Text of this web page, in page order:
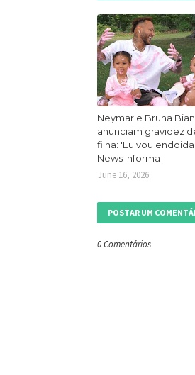
Neymar e Bruna
anunciam gravidez
filha: 'Eu vou
News Informa
June 16, 2026
POSTAR UM
0 Comentários